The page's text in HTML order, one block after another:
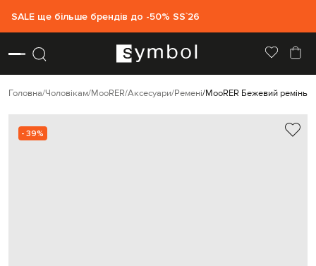
SALE ще більше брендів до -50% SS`26
Головна Чоловікам MooRER Аксесуари Ремені MooRER Бежевий ремінь
- 39%